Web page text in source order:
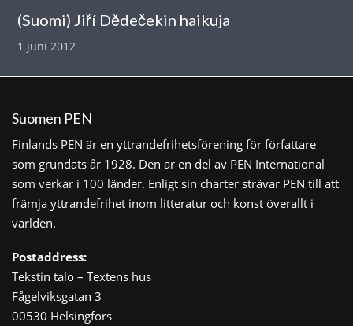
(Suomi) Jiří Dědečekin haikuja
1 juni 2012
Suomen PEN
Finlands PEN är en yttrandefrihetsförening för författare
som grundats år 1928. Den är en del av PEN International
som verkar i 100 länder. Enligt sin charter strävar PEN till att
främja yttrandefrihet inom litteratur och konst överallt i
världen.
Postaddress:
Tekstin talo – Textens hus
Fågelviksgatan 3
00530 Helsingfors